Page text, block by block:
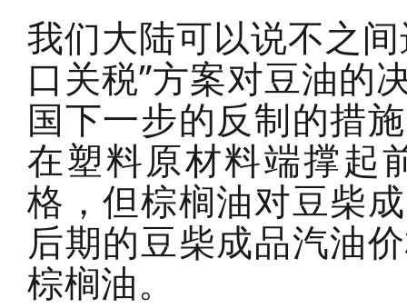
我们大陆可以说不之
口关税”方案对豆油的
国下一步的反制的措
在塑料原材料端撑起
格，但棕榈油对豆柴
后期的豆柴成品汽油
棕榈油。